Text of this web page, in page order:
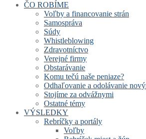
ČO ROBÍME
Voľby a financovanie strán
Samospráva
Súdy
Whistleblowing
Zdravotníctvo
Verejné firmy
Obstarávanie
Komu tečú naše peniaze?
Odhaľovanie a odolávanie
Stojíme za odvážnymi
Ostatné témy
VÝSLEDKY
Rebríčky a portály
Voľby